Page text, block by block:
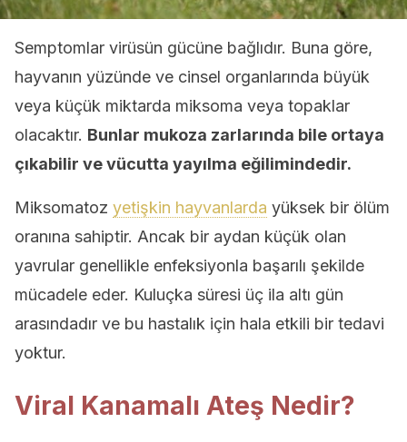
Semptomlar virüsün gücüne bağlıdır. Buna göre,
hayvanın yüzünde ve cinsel organlarında büyük
veya küçük miktarda miksoma veya topaklar
olacaktır. Bunlar mukoza zarlarında bile ortaya
çıkabilir ve vücutta yayılma eğilimindedir.
Miksomatoz yetişkin hayvanlarda yüksek bir ölüm
oranına sahiptir. Ancak bir aydan küçük olan
yavrular genellikle enfeksiyonla başarılı şekilde
mücadele eder. Kuluçka süresi üç ila altı gün
arasındadır ve bu hastalık için hala etkili bir tedavi
yoktur.
Viral Kanamalı Ateş Nedir?